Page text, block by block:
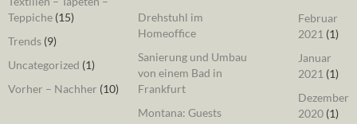
Teppiche (15)
Trends (9)
Uncategorized (1)
Vorher – Nachher (10)
Drehstuhl im
Homeoffice
Sanierung und Umbau
von einem Bad in
Frankfurt
Montana: Guests
Februar
2021 (1)
Januar
2021 (1)
Dezember
2020(1)